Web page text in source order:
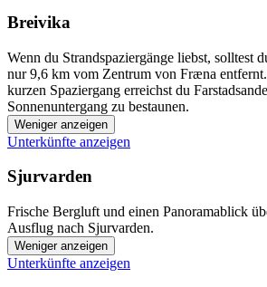
Breivika
Wenn du Strandspaziergänge liebst, solltest
nur 9,6 km vom Zentrum von Fræna
kurzen Spaziergang erreichst du
Sonnenuntergang zu bestaunen.
Weniger anzeigen
Unterkünfte anzeigen
Sjurvarden
Frische Bergluft und einen Panoramablick
Ausflug nach Sjurvarden.
Weniger anzeigen
Unterkünfte anzeigen